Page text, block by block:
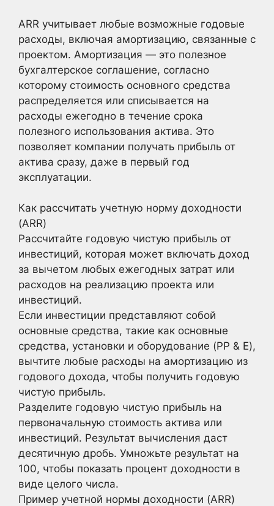
ARR учитывает любые возможные годовые
расходы, включая амортизацию, связанные с
проектом. Амортизация — это полезное
бухгалтерское соглашение, согласно
которому стоимость основного средства
распределяется или списывается на
расходы ежегодно в течение срока
полезного использования актива. Это
позволяет компании получать прибыль от
актива сразу, даже в первый год
эксплуатации.
Как рассчитать учетную норму доходности
(ARR)
Рассчитайте годовую чистую прибыль от
инвестиций, которая может включать доход
за вычетом любых ежегодных затрат или
расходов на реализацию проекта или
инвестиций.
Если инвестиции представляют собой
основные средства, такие как основные
средства, установки и оборудование (PP & E),
вычтите любые расходы на амортизацию из
годового дохода, чтобы получить годовую
чистую прибыль.
Разделите годовую чистую прибыль на
первоначальную стоимость актива или
инвестиций. Результат вычисления даст
десятичную дробь. Умножьте результат на
100, чтобы показать процент доходности в
виде целого числа.
Пример учетной нормы доходности (ARR)